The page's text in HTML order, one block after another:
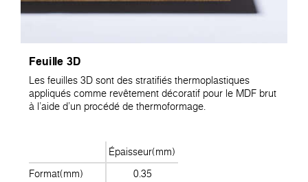
Feuille 3D
Les feuilles 3D sont des stratifiés thermoplastiques
appliqués comme revêtement décoratif pour le MDF brut
à l'aide d'un procédé de thermoformage.
Épaisseur(mm)
Format(mm)
0.35